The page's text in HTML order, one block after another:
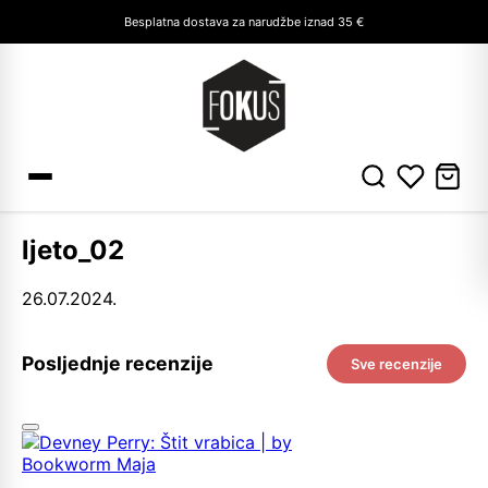
Besplatna dostava za narudžbe iznad 35 €
ljeto_02
26.07.2024.
Posljednje recenzije Sve recenzije